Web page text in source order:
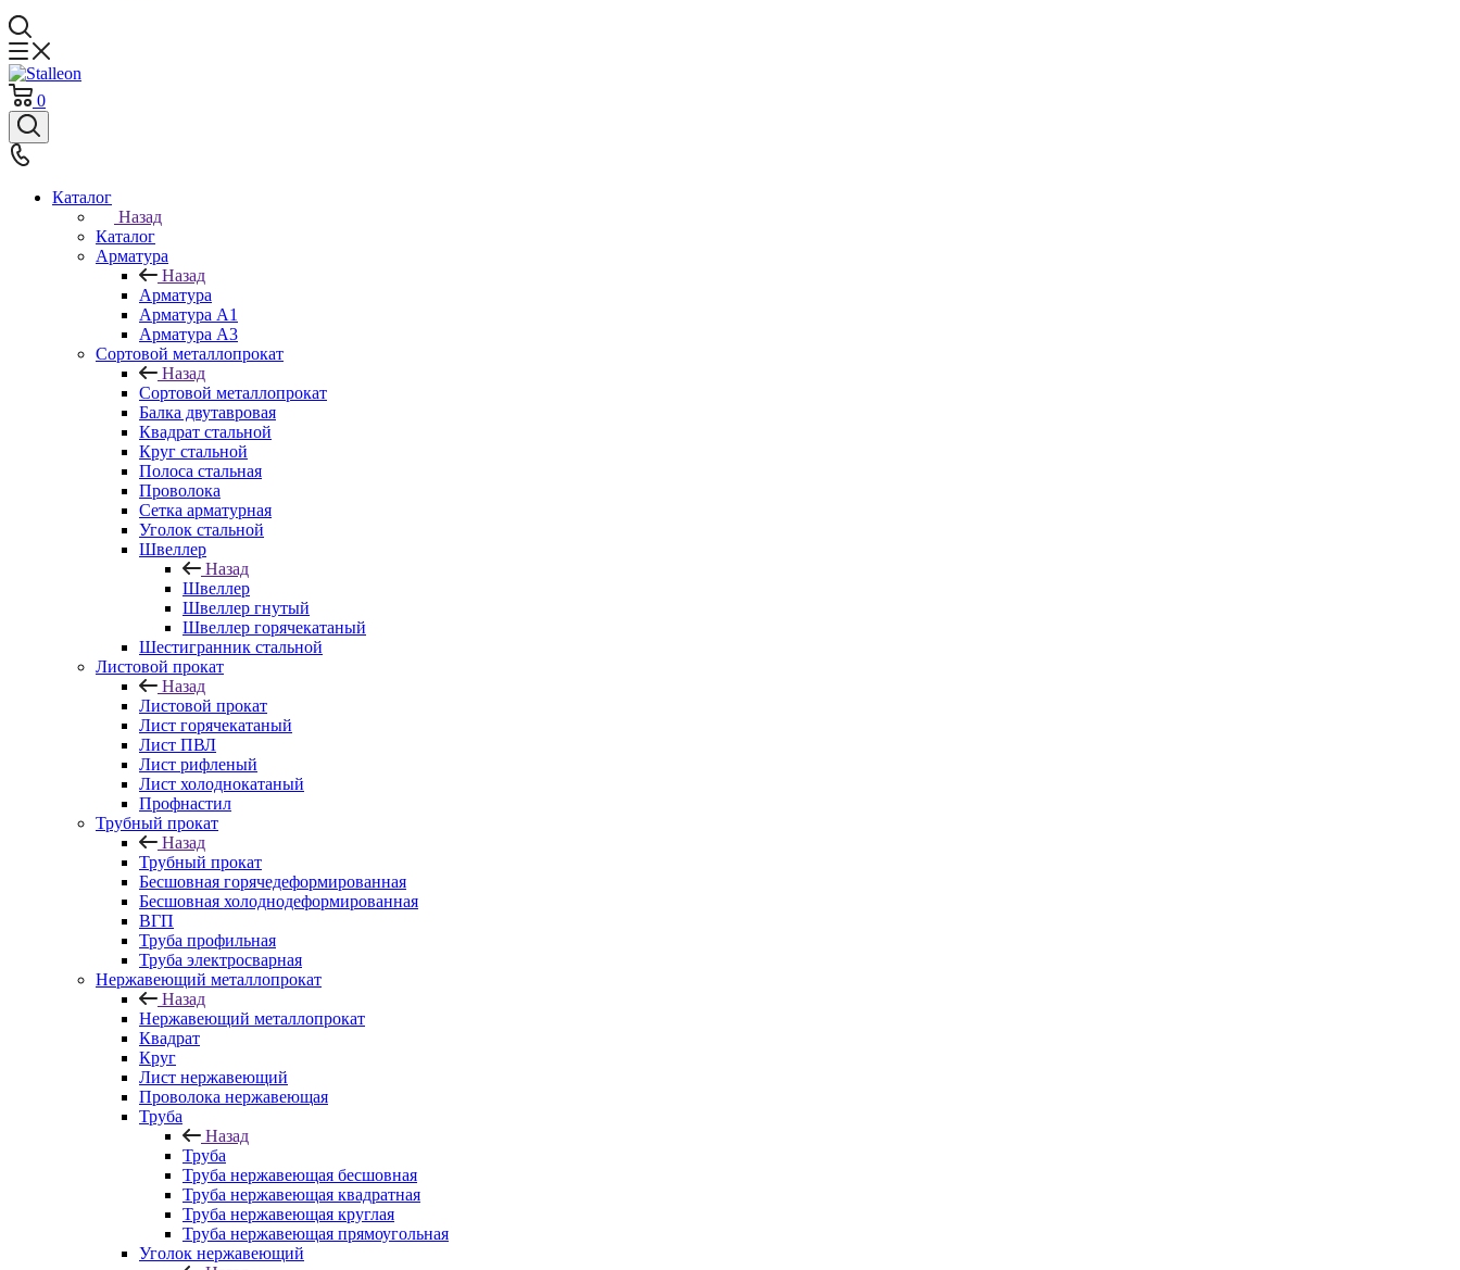
0
Каталог
Назад
Каталог
Арматура
Назад
Арматура
Арматура A1
Арматура А3
Сортовой металлопрокат
Назад
Сортовой металлопрокат
Балка двутавровая
Квадрат стальной
Круг стальной
Полоса стальная
Проволока
Сетка арматурная
Уголок стальной
Швеллер
Назад
Швеллер
Швеллер гнутый
Швеллер горячекатаный
Шестигранник стальной
Листовой прокат
Назад
Листовой прокат
Лист горячекатаный
Лист ПВЛ
Лист рифленый
Лист холоднокатаный
Профнастил
Трубный прокат
Назад
Трубный прокат
Бесшовная горячедеформированная
Бесшовная холоднодеформированная
ВГП
Труба профильная
Труба электросварная
Нержавеющий металлопрокат
Назад
Нержавеющий металлопрокат
Квадрат
Круг
Лист нержавеющий
Проволока нержавеющая
Труба
Назад
Труба
Труба нержавеющая бесшовная
Труба нержавеющая квадратная
Труба нержавеющая круглая
Труба нержавеющая прямоугольная
Уголок нержавеющий